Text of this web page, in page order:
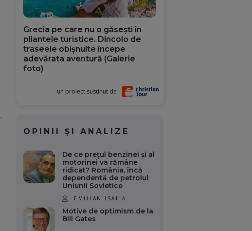
Grecia pe care nu o găsești în
pliantele turistice. Dincolo de
traseele obișnuite începe
adevărata aventură (Galerie
foto)
un proiect susținut de
OPINII ȘI ANALIZE
De ce prețul benzinei și al
motorinei va rămâne
ridicat? România, încă
dependentă de petrolul
Uniunii Sovietice
EMILIAN ISAILĂ
Motive de optimism de la
Bill Gates